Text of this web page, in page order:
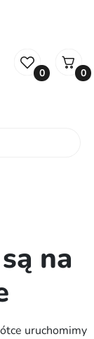
0 0
na
uruchomimy